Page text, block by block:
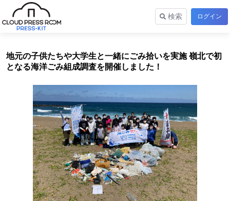
検索 ログイン
地元の子供たちや大学生と一緒にごみ拾いを実施 嶺北で初
となる海洋ごみ組成調査を開催しました！